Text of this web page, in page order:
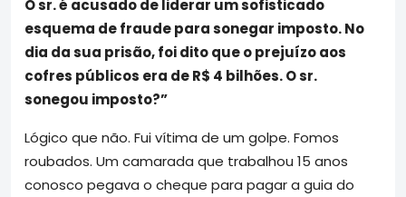
O sr. é acusado de liderar um sofisticado
esquema de fraude para sonegar imposto. No
dia da sua prisão, foi dito que o prejuízo aos
cofres públicos era de R$ 4 bilhões. O sr.
sonegou imposto?”
Lógico que não. Fui vítima de um golpe. Fomos
roubados. Um camarada que trabalhou 15 anos
conosco pegava o cheque para pagar a guia do